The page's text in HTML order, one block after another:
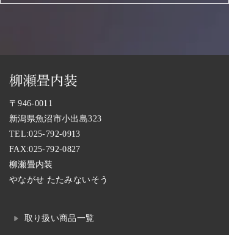
〒946-0011
新潟県魚沼市小出島323
TEL:025-792-0913
FAX:025-792-0827
柳瀬畳内装
やながせ たたみないそう
取り扱い商品一覧